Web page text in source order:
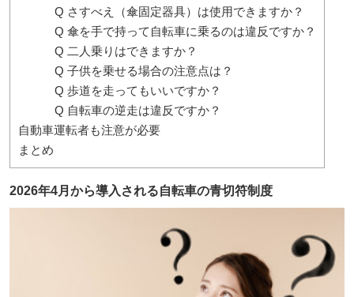
Q さすべえ（傘固定器具）は使用できますか？
Q 傘を手で持って自転車に乗るのは違反ですか？
Q 二人乗りはできますか？
Q 子供を乗せる場合の注意点は？
Q 歩道を走ってもいいですか？
Q 自転車の逆走は違反ですか？
自動車運転者も注意が必要
まとめ
2026年4月から導入される自転車の青切符制度